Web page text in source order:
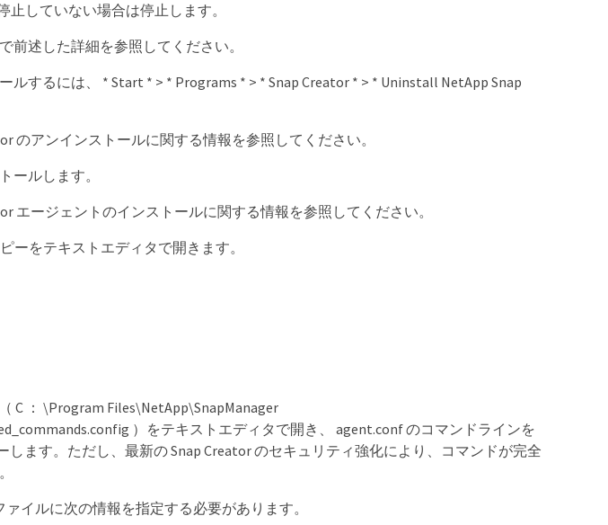
止していない場合は停止します。
前述した詳細を参照してください。
ルするには、 * Start * > * Programs * > * Snap Creator * > * Uninstall NetApp Snap
のアンインストールに関する情報を参照してください。
ールします。
エージェントのインストールに関する情報を参照してください。
ーをテキストエディタで開きます。
C ： \Program Files\NetApp\SnapManager
）をテキストエディタで開き、 agent.conf のコマンドラインを
します。ただし、最新の Snap Creator のセキュリティ強化により、コマンドが完全
イルに次の情報を指定する必要があります。